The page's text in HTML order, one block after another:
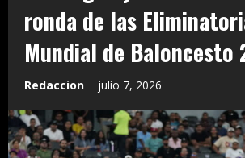
ronda de las
Mundial de Baloncesto
Redaccion julio 7, 2026